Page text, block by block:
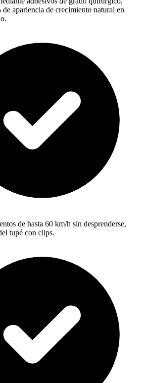
apariencia de crecimiento natural en
de hasta 60 km/h sin desprenderse,
tupé con clips.